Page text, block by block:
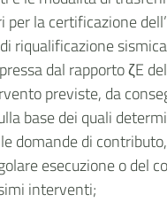
la certificazione
riqualificazione
dal rapporto ζE
previste, da
base dei quali
domande di
esecuzione o del
interventi;